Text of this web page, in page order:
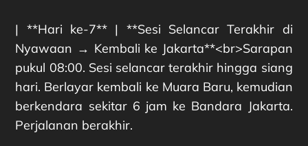
| **Hari ke-7** | **Sesi Selancar Terakhir di
Nyawaan → Kembali ke Jakarta**<br>Sarapan
pukul 08:00. Sesi selancar terakhir hingga siang
hari. Berlayar kembali ke Muara Baru, kemudian
berkendara sekitar 6 jam ke Bandara Jakarta.
Perjalanan berakhir.